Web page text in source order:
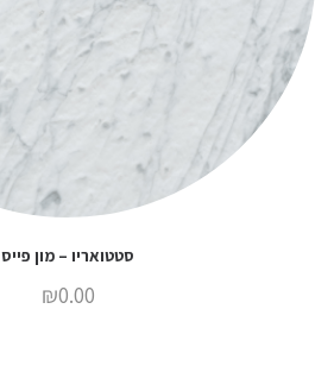
סטטואריו – מון פייס
₪0.00